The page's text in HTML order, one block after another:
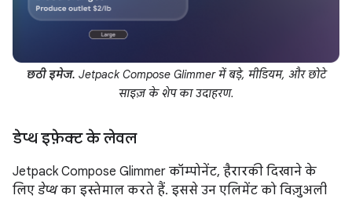
छठी इमेज. Jetpack Compose Glimmer में बड़े, मीडियम, और छोटे
साइज़ के शेप का उदाहरण.
डेप्थ इफ़ेक्ट के लेवल
Jetpack Compose Glimmer कॉम्पोनेंट, हैरारकी दिखाने के
लिए डेप्थका इस्तेमाल करते हैं. इससे उन एलिमेंट को विज़ुअली